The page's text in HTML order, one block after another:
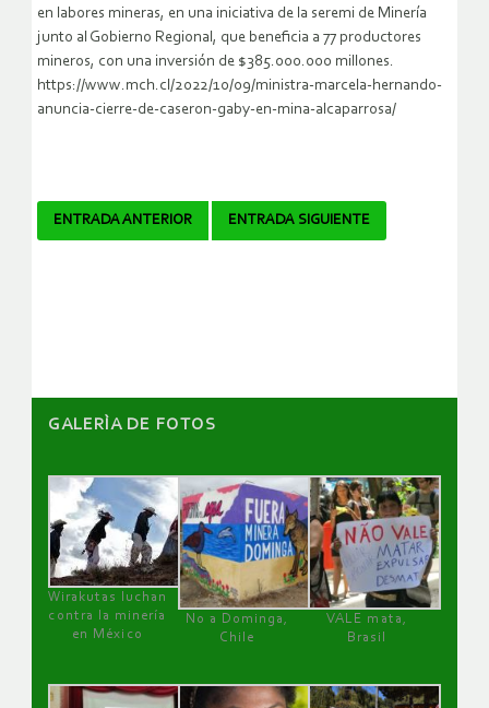
en labores mineras, en una iniciativa de la seremi de Minería
junto al Gobierno Regional, que beneficia a 77 productores
mineros, con una inversión de $385.000.000 millones.
https://www.mch.cl/2022/10/09/ministra-marcela-hernando-
anuncia-cierre-de-caseron-gaby-en-mina-alcaparrosa/
Navegador
ENTRADA ANTERIOR ENTRADA SIGUIENTE
GALERÌA DE FOTOS
Wirakutas luchan
contra la minería
en México
No a Dominga,
Chile
VALE mata,
Brasil